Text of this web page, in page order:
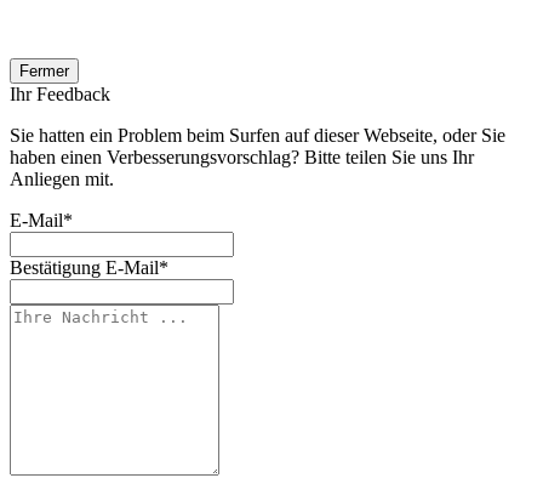
Fermer
Ihr Feedback
Sie hatten ein Problem beim Surfen auf dieser Webseite, oder Sie
haben einen Verbesserungsvorschlag? Bitte teilen Sie uns Ihr
Anliegen mit.
E-Mail*
Bestätigung E-Mail*